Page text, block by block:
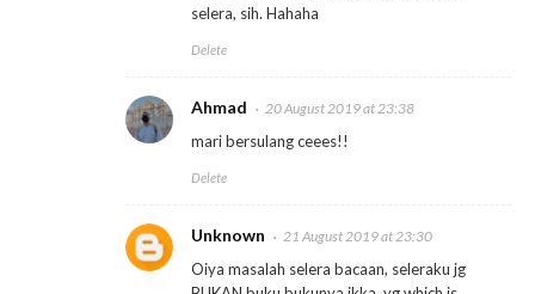
selera, sih. Hahaha
Delete
Ahmad 20 August 2019 at 23:38
mari bersulang ceees!!
Delete
Unknown 21 August 2019 at 23:30
Oiya masalah selera bacaan, seleraku jg